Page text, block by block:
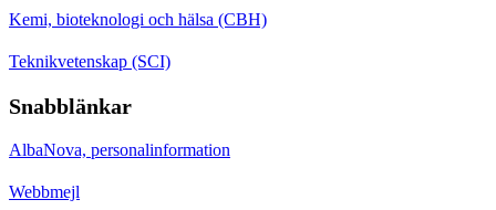
Kemi, bioteknologi och hälsa (CBH)
Teknikvetenskap (SCI)
Snabblänkar
AlbaNova, personalinformation
Webbmejl